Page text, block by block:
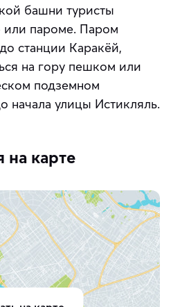
башни туристы
или пароме. Паром
станции Каракёй,
на гору пешком или
подземном
начала улицы Истикляль.
на карте